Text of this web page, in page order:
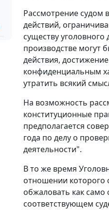
Рассмотрение судом
действий,
существу уголовного
производстве могут
действия,
конфиденциальным
утратить всякий
На возможность
конституционные
предполагается
года по делу о
деятельности".
В то же время
отношении которого
обжаловать как само
соответствующем